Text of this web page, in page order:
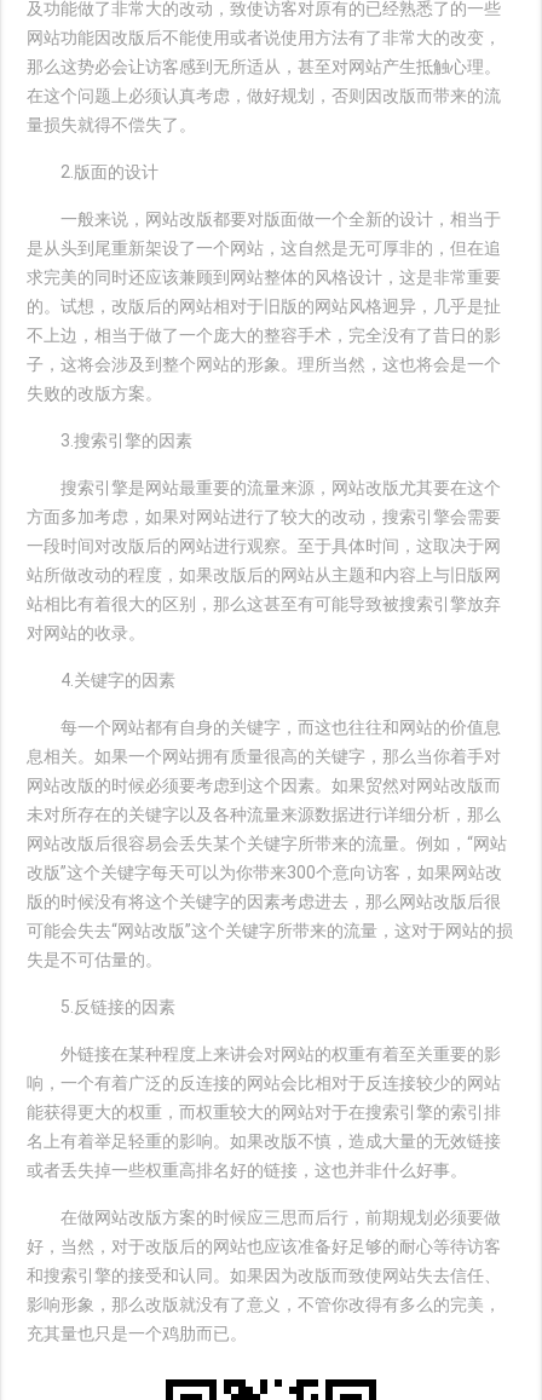
及功能做了非常大的改动，致使访客对原有的已经熟悉了的一些
网站功能因改版后不能使用或者说使用方法有了非常大的改变，
那么这势必会让访客感到无所适从，甚至对网站产生抵触心理。
在这个问题上必须认真考虑，做好规划，否则因改版而带来的流
量损失就得不偿失了。
2.版面的设计
一般来说，网站改版都要对版面做一个全新的设计，相当于
是从头到尾重新架设了一个网站，这自然是无可厚非的，但在追
求完美的同时还应该兼顾到网站整体的风格设计，这是非常重要
的。试想，改版后的网站相对于旧版的网站风格迥异，几乎是扯
不上边，相当于做了一个庞大的整容手术，完全没有了昔日的影
子，这将会涉及到整个网站的形象。理所当然，这也将会是一个
失败的改版方案。
3.搜索引擎的因素
搜索引擎是网站最重要的流量来源，网站改版尤其要在这个
方面多加考虑，如果对网站进行了较大的改动，搜索引擎会需要
一段时间对改版后的网站进行观察。至于具体时间，这取决于网
站所做改动的程度，如果改版后的网站从主题和内容上与旧版网
站相比有着很大的区别，那么这甚至有可能导致被搜索引擎放弃
对网站的收录。
4.关键字的因素
每一个网站都有自身的关键字，而这也往往和网站的价值息
息相关。如果一个网站拥有质量很高的关键字，那么当你着手对
网站改版的时候必须要考虑到这个因素。如果贸然对网站改版而
未对所存在的关键字以及各种流量来源数据进行详细分析，那么
网站改版后很容易会丢失某个关键字所带来的流量。例如，“网站
改版”这个关键字每天可以为你带来300个意向访客，如果网站改
版的时候没有将这个关键字的因素考虑进去，那么网站改版后很
可能会失去“网站改版”这个关键字所带来的流量，这对于网站的损
失是不可估量的。
5.反链接的因素
外链接在某种程度上来讲会对网站的权重有着至关重要的影
响，一个有着广泛的反连接的网站会比相对于反连接较少的网站
能获得更大的权重，而权重较大的网站对于在搜索引擎的索引排
名上有着举足轻重的影响。如果改版不慎，造成大量的无效链接
或者丢失掉一些权重高排名好的链接，这也并非什么好事。
在做网站改版方案的时候应三思而后行，前期规划必须要做
好，当然，对于改版后的网站也应该准备好足够的耐心等待访客
和搜索引擎的接受和认同。如果因为改版而致使网站失去信任、
影响形象，那么改版就没有了意义，不管你改得有多么的完美，
充其量也只是一个鸡肋而已。